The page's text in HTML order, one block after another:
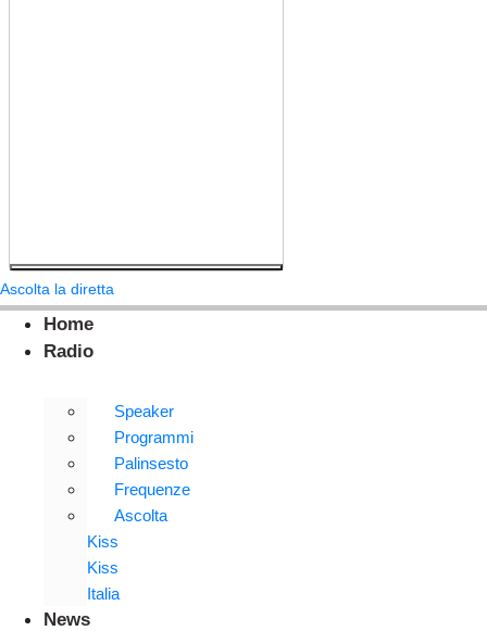
Ascolta la diretta
Home
Radio
Speaker
Programmi
Palinsesto
Frequenze
Ascolta
Kiss
Kiss
Italia
News